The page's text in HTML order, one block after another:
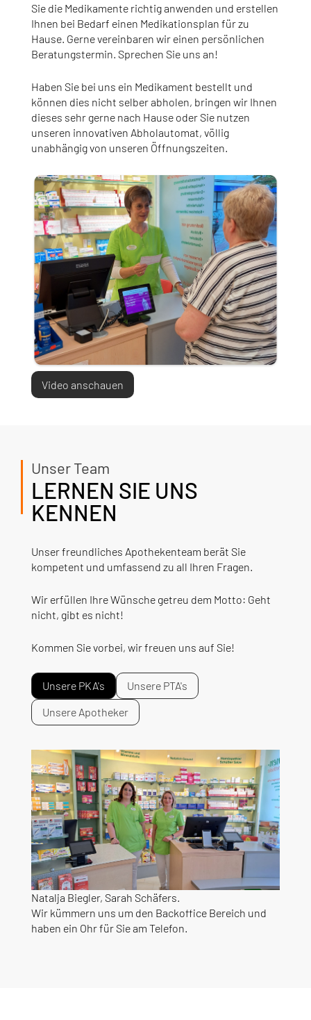
Sie die Medikamente richtig anwenden und erstellen
Ihnen bei Bedarf einen Medikationsplan für zu
Hause. Gerne vereinbaren wir einen persönlichen
Beratungstermin. Sprechen Sie uns an!
Haben Sie bei uns ein Medikament bestellt und
können dies nicht selber abholen, bringen wir Ihnen
dieses sehr gerne nach Hause oder Sie nutzen
unseren innovativen Abholautomat, völlig
unabhängig von unseren Öffnungszeiten.
Video anschauen
Natalja Biegler, Sarah Schäfers.
Wir kümmern uns um den Backoffice Bereich und
haben ein Ohr für Sie am Telefon.
Unser Team
LERNEN SIE UNS
KENNEN
Unser freundliches Apothekenteam berät Sie
kompetent und umfassend zu all Ihren Fragen.
Wir erfüllen Ihre Wünsche getreu dem Motto: Geht
nicht, gibt es nicht!
Kommen Sie vorbei, wir freuen uns auf Sie!
Unsere PKA's
Unsere PTA's
Unsere Apotheker